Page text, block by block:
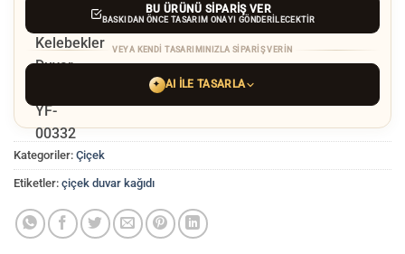
BU ÜRÜNÜ SIPARIŞ VER
BASKIDAN ÖNCE TASARIM ONAYI GÖNDERILECEKTIR
VEYA KENDI TASARIMINIZLA SIPARIŞ VERIN
✦ AI ILE TASARLA
ChatGPT
baskı kalitesine yükseltip
üretim yaparız.
Kategoriler: Çiçek
Etiketler: çiçek duvar kağıdı